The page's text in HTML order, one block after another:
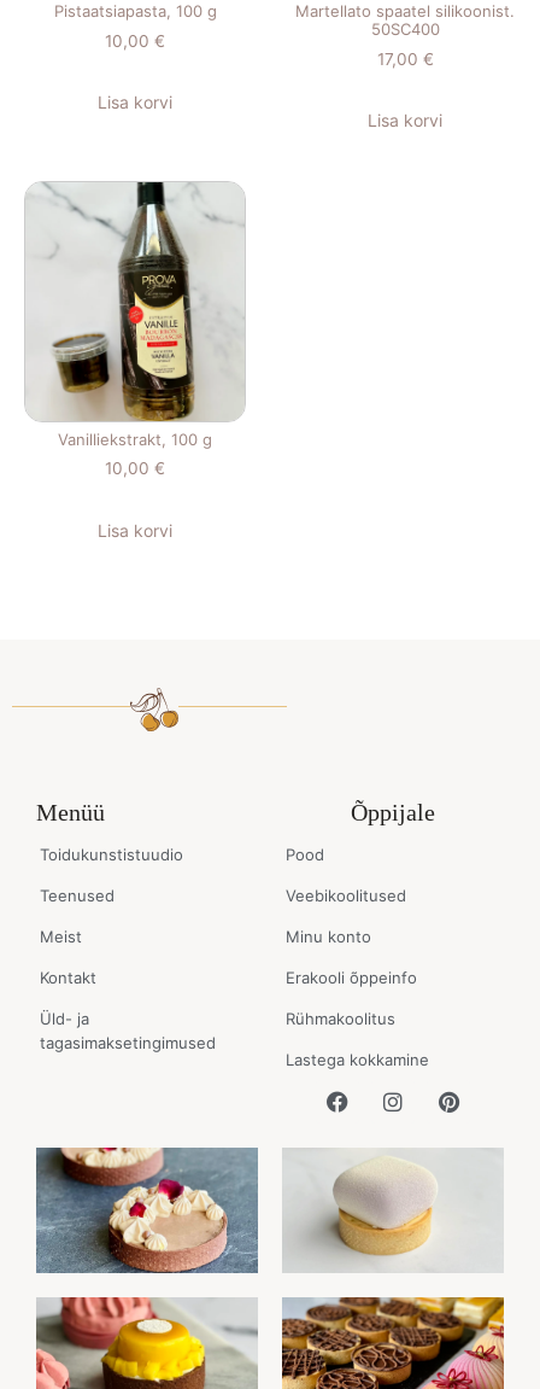
Pistaatsiapasta, 100 g
10,00 €
Lisa korvi
Martellato spaatel silikoonist.
50SC400
17,00 €
Lisa korvi
Vanilliekstrakt, 100 g
10,00 €
Lisa korvi
Menüü
Toidukunstistuudio
Teenused
Meist
Kontakt
Üld- ja
tagasimaksetingimused
Õppijale
Pood
Veebikoolitused
Minu konto
Erakooli õppeinfo
Rühmakoolitus
Lastega kokkamine